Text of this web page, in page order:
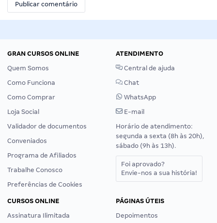
GRAN CURSOS ONLINE
Quem Somos
Como Funciona
Como Comprar
Loja Social
Validador de documentos
Conveniados
Programa de Afiliados
Trabalhe Conosco
Preferências de Cookies
ATENDIMENTO
Central de ajuda
Chat
WhatsApp
E-mail
Horário de atendimento:
segunda a sexta (8h às 20h),
sábado (9h às 13h).
Foi aprovado?
Envie-nos a sua história!
CURSOS ONLINE
Assinatura Ilimitada
PÁGINAS ÚTEIS
Depoimentos